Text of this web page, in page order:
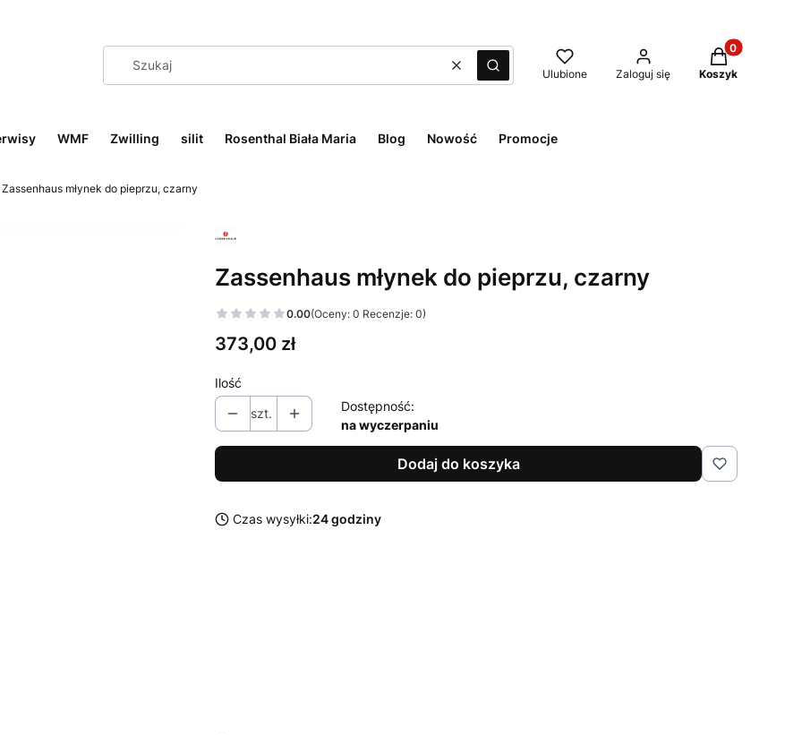
WyczyśćSzukaj Ulubione Zaloguj się
Produkty w
Koszyk
WMF Zwilling silit Rosenthal Biała Maria Blog Nowość Promocje
Zassenhaus młynek do pieprzu, czarny
Zassenhaus młynek do pieprzu, czarny
0.00(Oceny: 0 Recenzje: 0)
Cena
373,00 zł
Ilość
szt.
Dostępność:
na wyczerpaniu
Dodaj do koszyka
Czas wysyłki:24 godziny